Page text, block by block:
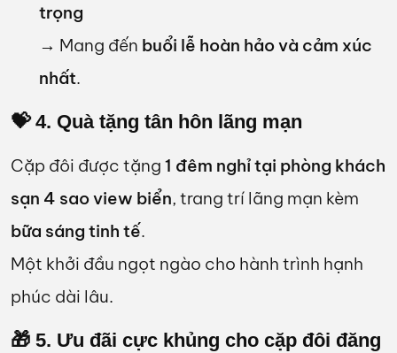
trọng
→ Mang đến buổi lễ hoàn hảo và cảm xúc
nhất.
💝 4. Quà tặng tân hôn lãng mạn
Cặp đôi được tặng 1 đêm nghỉ tại phòng khách
sạn 4 sao view biển, trang trí lãng mạn kèm
bữa sáng tinh tế.
Một khởi đầu ngọt ngào cho hành trình hạnh
phúc dài lâu.
🎁 5. Ưu đãi cực khủng cho cặp đôi đăng